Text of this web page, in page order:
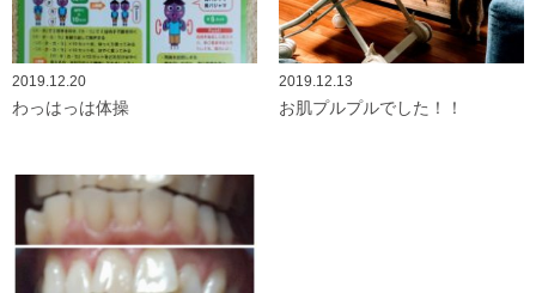
2019.12.20
わっはっは体操
2019.12.13
お肌プルプルでした！！